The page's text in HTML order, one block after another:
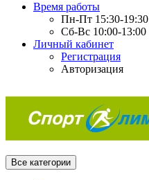
Время работы
Пн-Пт 15:30-19:30
Сб-Вс 10:00-13:00
Личный кабинет
Регистрация
Авторизация
Все категории